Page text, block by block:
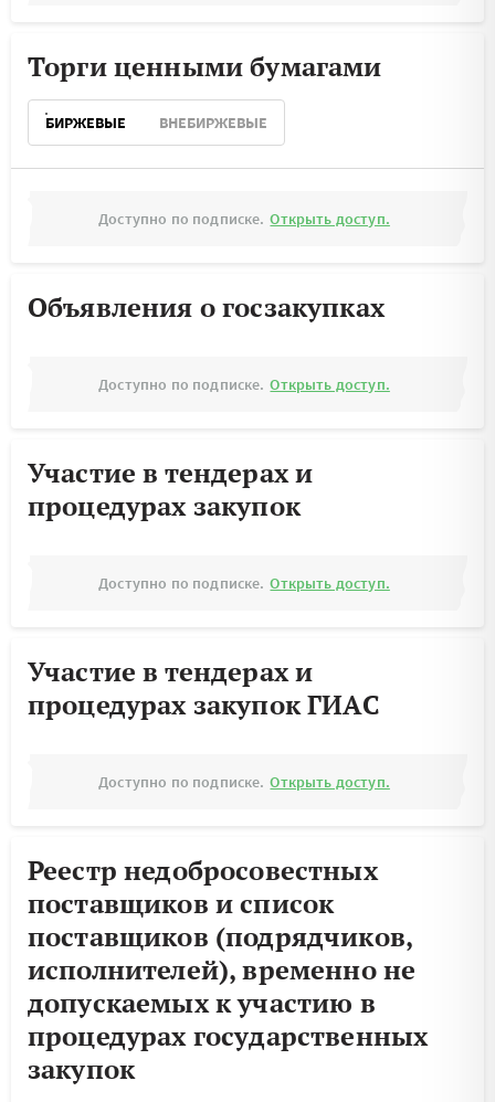
Торги ценными бумагами
БИРЖЕВЫЕ ВНЕБИРЖЕВЫЕ
Доступно по подписке. Открыть доступ.
Объявления о госзакупках
Доступно по подписке. Открыть доступ.
Участие в тендерах и
процедурах закупок
Доступно по подписке. Открыть доступ.
Участие в тендерах и
процедурах закупок ГИАС
Доступно по подписке. Открыть доступ.
Реестр недобросовестных
поставщиков и список
поставщиков (подрядчиков,
исполнителей), временно не
допускаемых к участию в
процедурах государственных
закупок